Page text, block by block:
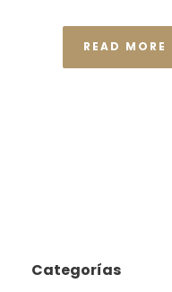
READ MORE
Categorías